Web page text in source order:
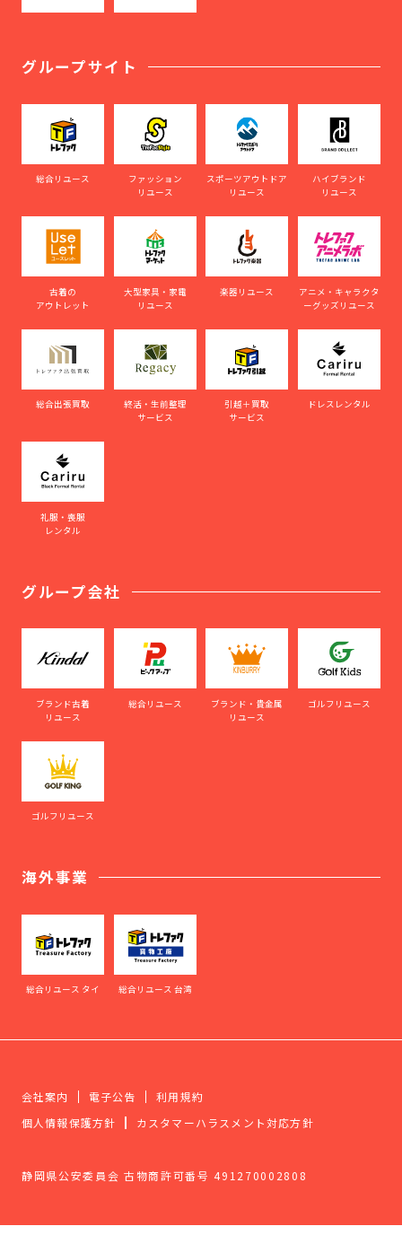
グループサイト
総合リユース
ファッション
リユース
スポーツアウトドア
リユース
ハイブランド
リユース
古着の
アウトレット
大型家具・家電
リユース
楽器リユース
アニメ・キャラクタ
ーグッズリユース
総合出張買取
終活・生前整理
サービス
引越＋買取
サービス
ドレスレンタル
礼服・喪服
レンタル
グループ会社
ブランド古着
リユース
総合リユース
ブランド・貴金属
リユース
ゴルフリユース
ゴルフリユース
海外事業
総合リユース タイ 総合リユース 台湾
会社案内 電子公告
利用規約
個人情報保護方針
カスタマーハラスメント対応方針
静岡県公安委員会 古物商許可番号 491270002808